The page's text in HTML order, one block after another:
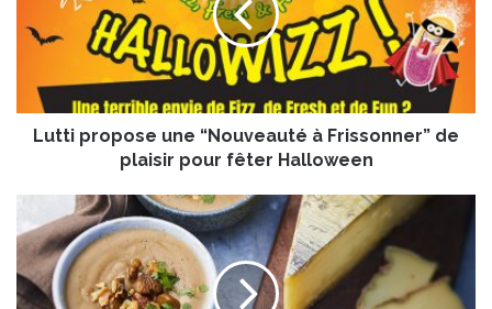
p
e
“
N
Lutti propose une “Nouveauté à Frissonner” de
plaisir pour fêter Halloween
e
o
u